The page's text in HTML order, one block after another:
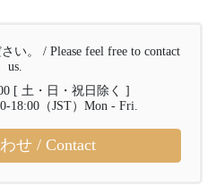
い。 / Please feel free to contact
us.
[ 土・日・祝日除く ]
18:00（JST）Mon - Fri.
せ / Contact